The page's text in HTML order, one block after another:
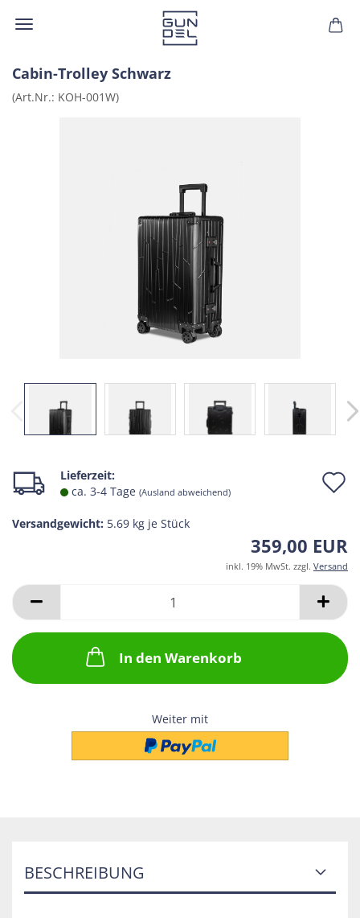
Cabin-​Trolley Schwarz
(Art.Nr.: KOH-​001W)
Lieferzeit:
ca. 3-4 Tage (Ausland abweichend)
Versandgewicht: 5.69 kg je Stück
359,00 EUR
inkl. 19% MwSt. zzgl. Versand
In den Warenkorb
Weiter mit
BESCHREIBUNG